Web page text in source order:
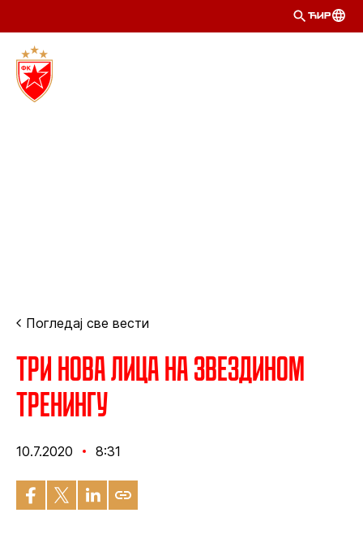
ЋИР
Погледај све вести
Три нова лица на Звездином
тренингу
10.7.2020 8:31